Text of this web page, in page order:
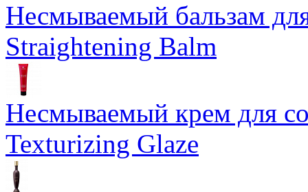
Несмываемый бальзам
Straightening Balm
Несмываемый крем для
Texturizing Glaze